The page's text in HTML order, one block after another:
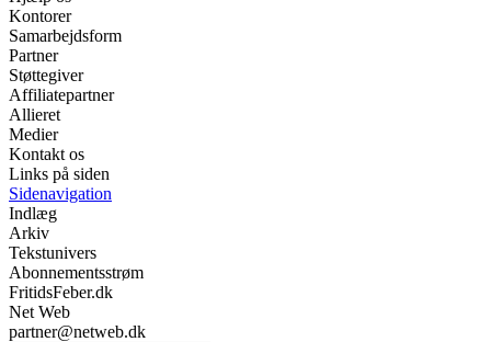
Kontorer
Samarbejdsform
Partner
Støttegiver
Affiliatepartner
Allieret
Medier
Kontakt os
Links på siden
Sidenavigation
Indlæg
Arkiv
Tekstunivers
Abonnementsstrøm
FritidsFeber.dk
Net Web
partner@netweb.dk